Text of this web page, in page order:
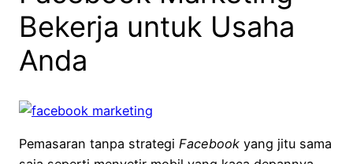
Bekerja untuk Usaha
Anda
Pemasaran tanpa strategi Facebook yang jitu sama